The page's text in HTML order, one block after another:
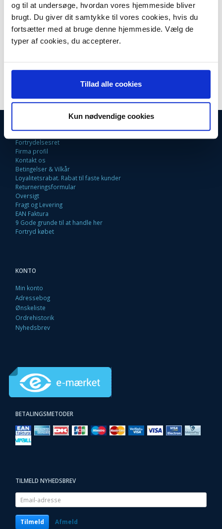
og til at undersøge, hvordan vores hjemmeside bliver
brugt. Du giver dit samtykke til vores cookies, hvis du
fortsætter med at bruge denne hjemmeside. Vælg de
typer af cookies, du accepterer.
Tillad alle cookies
Kun nødvendige cookies
Passer til følgende maskiner:
PIXMA MP540
MP620
MP630
PIXMA iP3600
iP4600
Fortrydelsesret
Firma profil
Kontakt os
Betingelser & Vilkår
Loyalitetsrabat. Rabat til faste kunder
Returneringsformular
Oversigt
Fragt og Levering
EAN Faktura
9 Gode grunde til at handle her
Fortryd købet
KONTO
Min konto
Adressebog
Ønskeliste
Ordrehistorik
Nyhedsbrev
BETALINGSMETODER
TILMELD NYHEDSBREV
Email-
adresse
Tilmeld Afmeld